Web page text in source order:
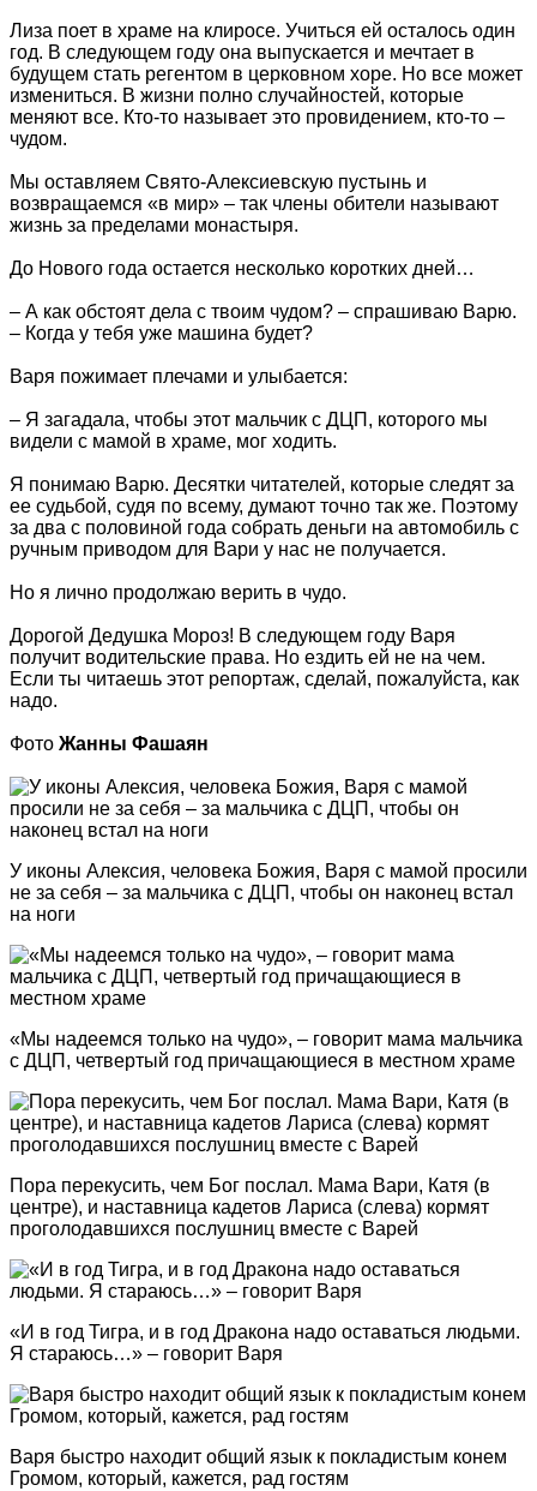
Лиза поет в храме на клиросе. Учиться ей осталось один
год. В следующем году она выпускается и мечтает в
будущем стать регентом в церковном хоре. Но все может
измениться. В жизни полно случайностей, которые
меняют все. Кто-то называет это провидением, кто-то –
чудом.
Мы оставляем Свято-Алексиевскую пустынь и
возвращаемся «в мир» – так члены обители называют
жизнь за пределами монастыря.
До Нового года остается несколько коротких дней…
– А как обстоят дела с твоим чудом? – спрашиваю Варю.
– Когда у тебя уже машина будет?
Варя пожимает плечами и улыбается:
– Я загадала, чтобы этот мальчик с ДЦП, которого мы
видели с мамой в храме, мог ходить.
Я понимаю Варю. Десятки читателей, которые следят за
ее судьбой, судя по всему, думают точно так же. Поэтому
за два с половиной года собрать деньги на автомобиль с
ручным приводом для Вари у нас не получается.
Но я лично продолжаю верить в чудо.
Дорогой Дедушка Мороз! В следующем году Варя
получит водительские права. Но ездить ей не на чем.
Если ты читаешь этот репортаж, сделай, пожалуйста, как
надо.
Фото Жанны Фашаян
У иконы Алексия, человека Божия, Варя с мамой просили
не за себя – за мальчика с ДЦП, чтобы он наконец встал
на ноги
«Мы надеемся только на чудо», – говорит мама мальчика
с ДЦП, четвертый год причащающиеся в местном храме
Пора перекусить, чем Бог послал. Мама Вари, Катя (в
центре), и наставница кадетов Лариса (слева) кормят
проголодавшихся послушниц вместе с Варей
«И в год Тигра, и в год Дракона надо оставаться людьми.
Я стараюсь…» – говорит Варя
Варя быстро находит общий язык к покладистым конем
Громом, который, кажется, рад гостям